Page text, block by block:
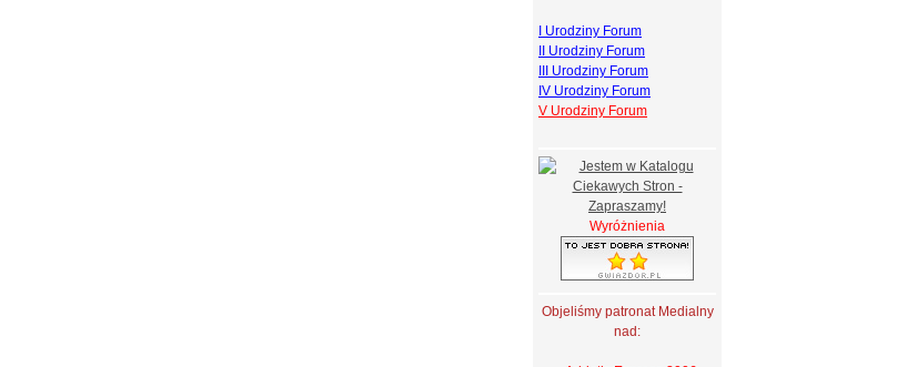
I Urodziny Forum
II Urodziny Forum
III Urodziny Forum
IV Urodziny Forum
V Urodziny Forum
Wyróżnienia
Objeliśmy patronat Medialny
nad: